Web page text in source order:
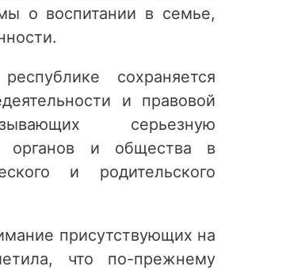
о воспитании в семье,
сохраняется
и правовой
серьезную
органов и общества в
и родительского
присутствующих на
что по-прежнему